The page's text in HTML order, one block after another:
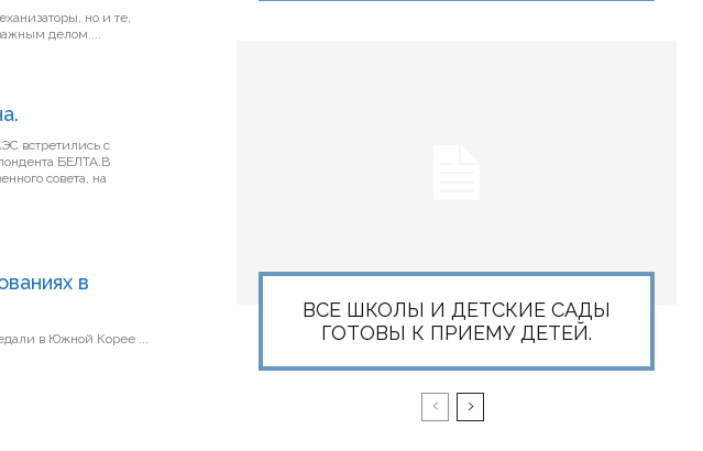
но и те,
делом....
встретились с
БЕЛТА.В
совета, на
в
Победа на 2026 FIS Roller Ski Asian Cup: монгольские спортсмены завоевали медали в Южной Корее ...
ВСЕ ШКОЛЫ И ДЕТСКИЕ САДЫ
ГОТОВЫ К ПРИЕМУ ДЕТЕЙ.